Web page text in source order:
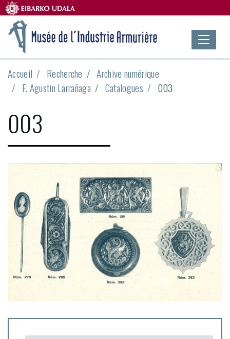
Accueil Recherche
Archive numérique
F. Agustin Larrañaga
Catalogues 003
003